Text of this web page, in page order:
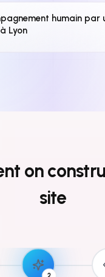
humain par
Lyon
on
site